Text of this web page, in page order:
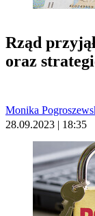
Rząd
oraz
Monika
28.09.2023 | 18:35